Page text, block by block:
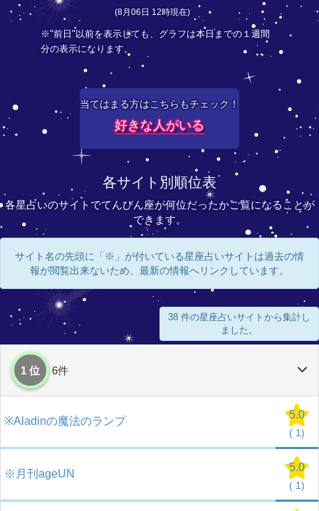
(8月06日 12時現在)
※"前日"以前を表示しても、グラフは本日までの１週間
分の表示になります。
当てはまる方はこちらもチェック！
好きな人がいる
各サイト別順位表
各星占いのサイトでてんびん座が何位だったかご覧になることが
できます。
サイト名の先頭に「※」が付いている星座占いサイトは過去の情
報が閲覧出来ないため、最新の情報へリンクしています。
38 件の星座占いサイトから集計し
ました。
1 位 6件
※Aladinの魔法のランプ
5.0
( 1)
※月刊ageUN
5.0
( 1)